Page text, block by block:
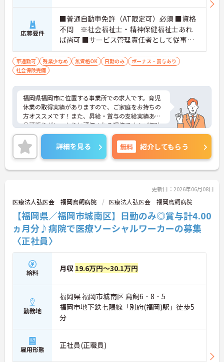
応募要件
■普通自動車免許（AT限定可）必須 ■資格
不問 ※社会福祉士・精神保健福祉士あれ
ば尚可 ■サービス管理責任者として従事す
る為に必要な実務経験要件を満たしている
こと
車通勤可 残業少なめ 無資格OK 日勤のみ
ボーナス・賞与あり
社会保険完備
福岡県福岡市に位置する事業所での求人です。育児
休業の取得実績がありますので、ご家庭をお持ちの
方オススメです！また、昇給・賞与の支給実績あり
◎頑張りがしっかりと評価される環境です！ご興味
のある方には、面接対策ポイントなど、さらに詳細
をご案内しますのでお気軽にご相談ください！
詳細を見る 無料 紹介してもらう
更新日：2026年06月08日
医療法人弘医会 福岡鳥飼病院 医療法人弘医会 福岡鳥飼病院
【福岡県／福岡市城南区】日勤のみ◎賞与計4.00
ヵ月分♪病院で医療ソーシャルワーカーの募集
〈正社員〉
給料 月収 19.6万円～30.1万円
勤務地
福岡県 福岡市城南区 鳥飼6‐8‐5
福岡市地下鉄七隈線「別府(福岡)駅」徒歩5
分
雇用形態 正社員(正職員)